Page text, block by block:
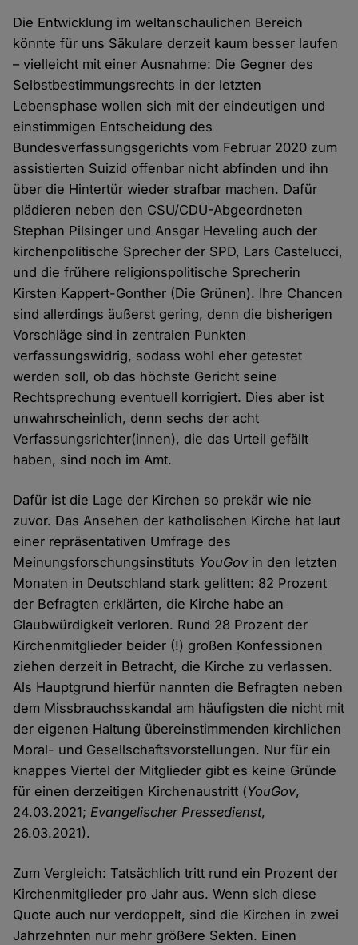
Die Entwicklung im weltanschaulichen Bereich
könnte für uns Säkulare derzeit kaum besser laufen
– vielleicht mit einer Ausnahme: Die Gegner des
Selbstbestimmungsrechts in der letzten
Lebensphase wollen sich mit der eindeutigen und
einstimmigen Entscheidung des
Bundesverfassungsgerichts vom Februar 2020 zum
assistierten Suizid offenbar nicht abfinden und ihn
über die Hintertür wieder strafbar machen. Dafür
plädieren neben den CSU/CDU-Abgeordneten
Stephan Pilsinger und Ansgar Heveling auch der
kirchenpolitische Sprecher der SPD, Lars Castelucci,
und die frühere religionspolitische Sprecherin
Kirsten Kappert-Gonther (Die Grünen). Ihre Chancen
sind allerdings äußerst gering, denn die bisherigen
Vorschläge sind in zentralen Punkten
verfassungswidrig, sodass wohl eher getestet
werden soll, ob das höchste Gericht seine
Rechtsprechung eventuell korrigiert. Dies aber ist
unwahrscheinlich, denn sechs der acht
Verfassungsrichter(innen), die das Urteil gefällt
haben, sind noch im Amt.
Dafür ist die Lage der Kirchen so prekär wie nie
zuvor. Das Ansehen der katholischen Kirche hat laut
einer repräsentativen Umfrage des
Meinungsforschungsinstituts YouGovin den letzten
Monaten in Deutschland stark gelitten: 82 Prozent
der Befragten erklärten, die Kirche habe an
Glaubwürdigkeit verloren. Rund 28 Prozent der
Kirchenmitglieder beider (!) großen Konfessionen
ziehen derzeit in Betracht, die Kirche zu verlassen.
Als Hauptgrund hierfür nannten die Befragten neben
dem Missbrauchsskandal am häufigsten die nicht mit
der eigenen Haltung übereinstimmenden kirchlichen
Moral- und Gesellschaftsvorstellungen. Nur für ein
knappes Viertel der Mitglieder gibt es keine Gründe
für einen derzeitigen Kirchenaustritt (YouGov,
24.03.2021;Evangelischer Pressedienst,
26.03.2021).
Zum Vergleich: Tatsächlich tritt rund ein Prozent der
Kirchenmitglieder pro Jahr aus. Wenn sich diese
Quote auch nur verdoppelt, sind die Kirchen in zwei
Jahrzehnten nur mehr größere Sekten. Einen